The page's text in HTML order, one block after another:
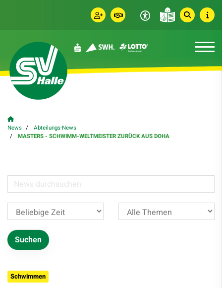
News
Abteilungs-News
MASTERS - SCHWIMM-WELTMEISTER ZURÜCK AUS DOHA
Schwimmen